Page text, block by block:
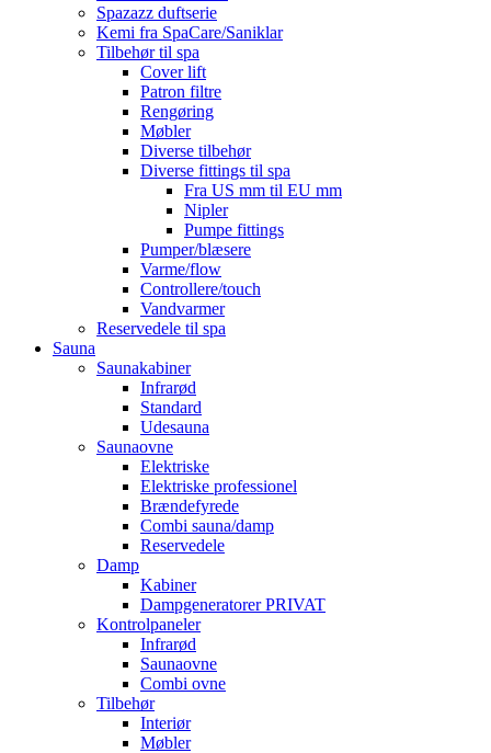
Spazazz duftserie
Kemi fra SpaCare/Saniklar
Tilbehør til spa
Cover lift
Patron filtre
Rengøring
Møbler
Diverse tilbehør
Diverse fittings til spa
Fra US mm til EU mm
Nipler
Pumpe fittings
Pumper/blæsere
Varme/flow
Controllere/touch
Vandvarmer
Reservedele til spa
Sauna
Saunakabiner
Infrarød
Standard
Udesauna
Saunaovne
Elektriske
Elektriske professionel
Brændefyrede
Combi sauna/damp
Reservedele
Damp
Kabiner
Dampgeneratorer PRIVAT
Kontrolpaneler
Infrarød
Saunaovne
Combi ovne
Tilbehør
Interiør
Møbler